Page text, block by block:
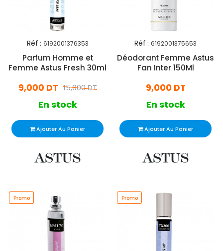
Réf : 6192001376353
Parfum Homme et
Femme Astus Fresh 30ml
15,000 DT
9,000 DT
En stock
Ajouter Au Panier
Réf : 6192001375653
Déodorant Femme Astus
Fan Inter 150Ml
9,000 DT
En stock
Ajouter Au Panier
Promo
Promo Promo